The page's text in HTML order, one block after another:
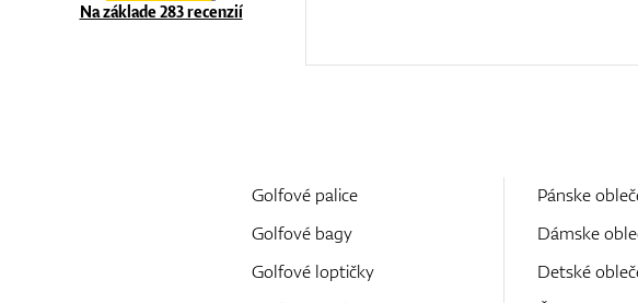
Na základe 283 recenzií
Golfové palice
Golfové bagy
Golfové loptičky
Pánske
Dámske
Detské